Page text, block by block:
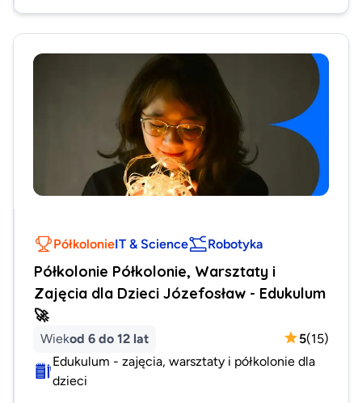
PółkolonieIT & Science Robotyka
Półkolonie Półkolonie, Warsztaty i
Zajęcia dla Dzieci Józefosław - Edukulum
🚀
Wiekod 6 do 12 lat 5(15)
Edukulum - zajęcia, warsztaty i półkolonie dla
dzieci